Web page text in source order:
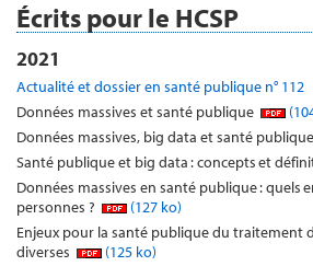
Écrits pour le HCSP
2021
Actualité et dossier en santé publique n° 112
Données massives et santé publique
Données massives, big data et santé publique
Santé publique et big data : concepts et
Données massives en santé publique : quels
personnes ?
(127 ko)
Enjeux pour la santé publique du traitement
diverses
(125 ko)